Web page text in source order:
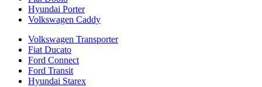
Hyundai Porter
Volkswagen Caddy
Volkswagen Transporter
Fiat Ducato
Ford Connect
Ford Transit
Hyundai Starex